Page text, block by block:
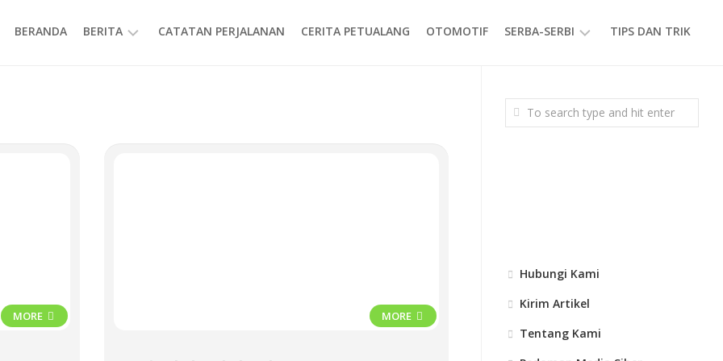
BERANDA BERITA CATATAN PERJALANAN CERITA PETUALANG OTOMOTIF SERBA-SERBI
GAYA
HIDUP
TIPS DAN TRIK
MORE MORE
Hubungi Kami
Kirim Artikel
Tentang Kami